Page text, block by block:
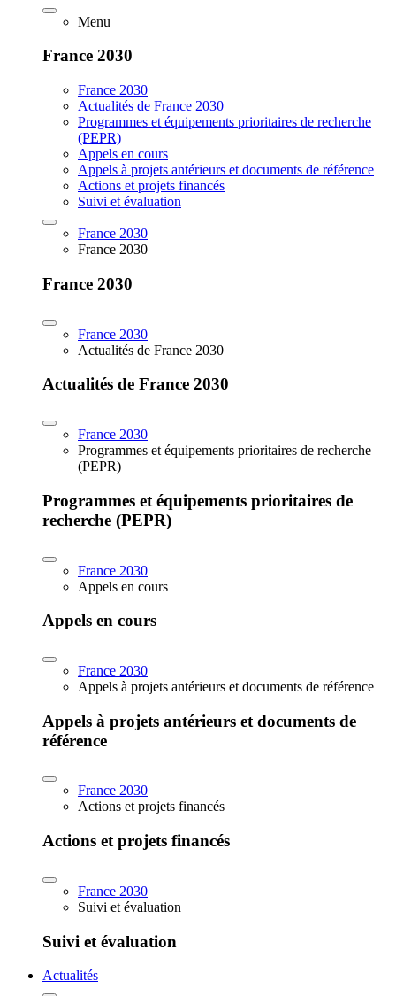
Menu
France 2030
France 2030
Actualités de France 2030
Programmes et équipements prioritaires de recherche
(PEPR)
Appels en cours
Appels à projets antérieurs et documents de référence
Actions et projets financés
Suivi et évaluation
France 2030
France 2030
France 2030
France 2030
Actualités de France 2030
Actualités de France 2030
France 2030
Programmes et équipements prioritaires de recherche
(PEPR)
Programmes et équipements prioritaires de
recherche (PEPR)
France 2030
Appels en cours
Appels en cours
France 2030
Appels à projets antérieurs et documents de référence
Appels à projets antérieurs et documents de
référence
France 2030
Actions et projets financés
Actions et projets financés
France 2030
Suivi et évaluation
Suivi et évaluation
Actualités